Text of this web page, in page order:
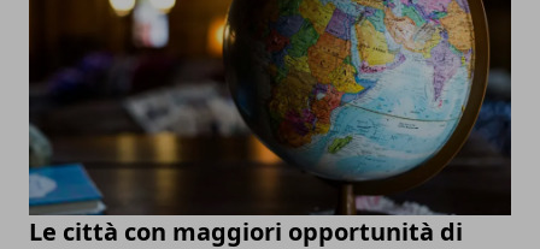
Le città con maggiori opportunità di